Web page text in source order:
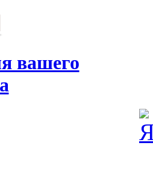
вашего